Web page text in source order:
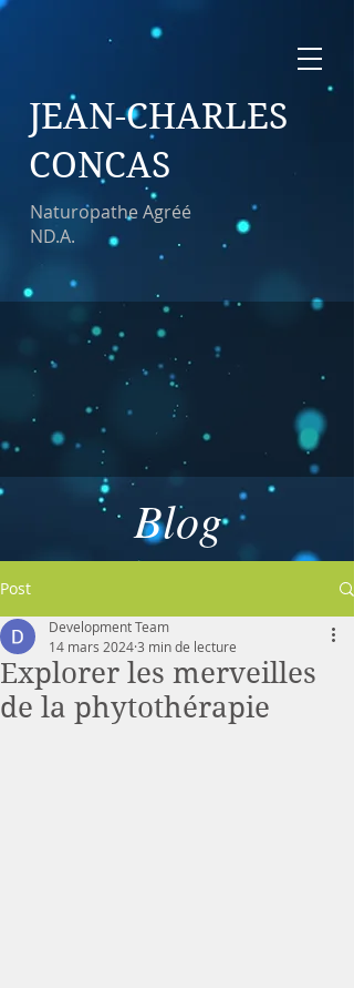
JEAN-CHARLES
CONCAS
Naturopathe Agréé
ND.A.
Blog
Post
Explorer les merveilles
de la phytothérapie
Development Team
14 mars 20243 min de lecture